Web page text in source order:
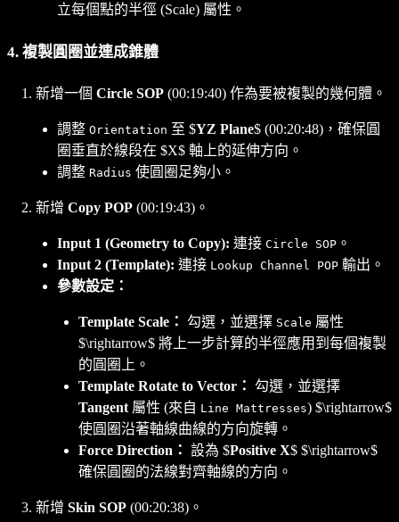
立每個點的半徑 (Scale) 屬性。
4. 複製圓圈並連成錐體
新增一個 Circle SOP (00:19:40) 作為要被複製的幾何體。
調整 Orientation 至 $YZ Plane$ (00:20:48)，確保圓
圈垂直於線段在 $X$ 軸上的延伸方向。
調整 Radius 使圓圈足夠小。
新增 Copy POP (00:19:43)。
Input 1 (Geometry to Copy): 連接 Circle SOP 。
Input 2 (Template): 連接 Lookup Channel POP 輸出。
參數設定：
Template Scale： 勾選，並選擇 Scale 屬性
$\rightarrow$ 將上一步計算的半徑應用到每個複製
的圓圈上。
Template Rotate to Vector： 勾選，並選擇
Tangent 屬性 (來自 Line Mattresses) $\rightarrow$
使圓圈沿著軸線曲線的方向旋轉。
Force Direction： 設為 $Positive X$ $\rightarrow$
確保圓圈的法線對齊軸線的方向。
新增 Skin SOP (00:20:38)。